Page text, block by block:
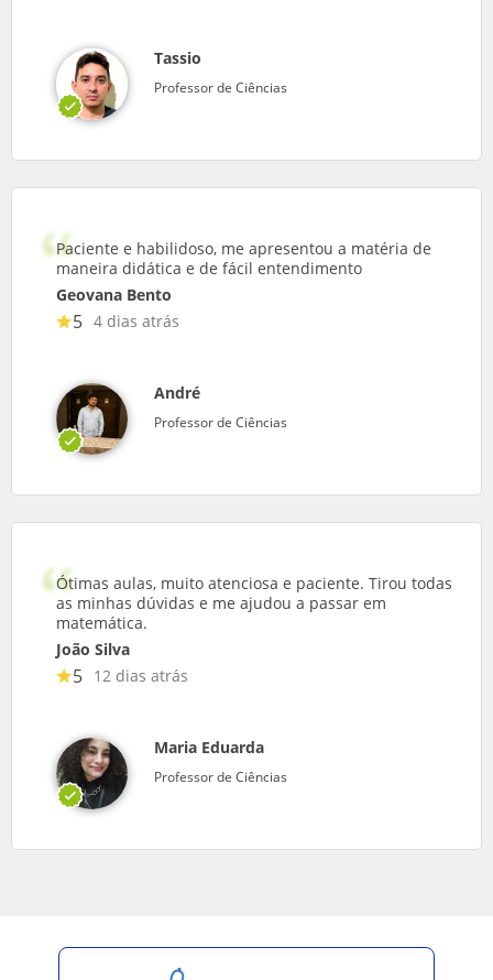
Tassio
Professor de Ciências
Paciente e habilidoso, me apresentou a matéria de
maneira didática e de fácil entendimento
Geovana Bento
5 4 dias atrás
André
Professor de Ciências
Ótimas aulas, muito atenciosa e paciente. Tirou todas
as minhas dúvidas e me ajudou a passar em
matemática.
João Silva
5 12 dias atrás
Maria Eduarda
Professor de Ciências